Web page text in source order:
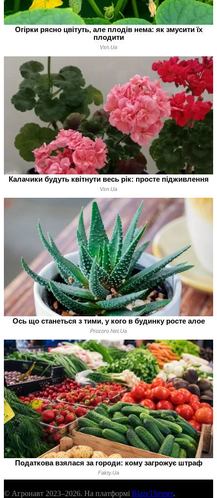
© Агронавт 2023–2026. На платформі BlazeThemes.